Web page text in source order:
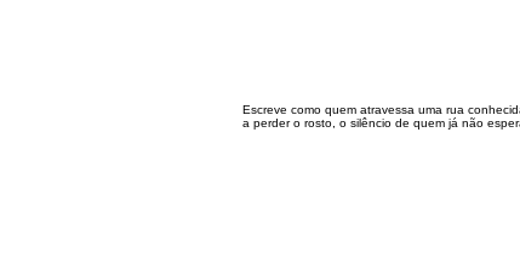
Escreve como quem atravessa uma rua
a perder o rosto, o silêncio de quem já não